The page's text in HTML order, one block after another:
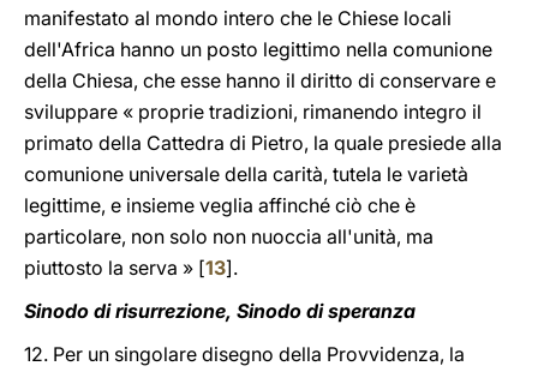
manifestato al mondo intero che le Chiese locali
dell'Africa hanno un posto legittimo nella comunione
della Chiesa, che esse hanno il diritto di conservare e
sviluppare « proprie tradizioni, rimanendo integro il
primato della Cattedra di Pietro, la quale presiede alla
comunione universale della carità, tutela le varietà
legittime, e insieme veglia affinché ciò che è
particolare, non solo non nuoccia all'unità, ma
piuttosto la serva » [13].
Sinodo di risurrezione, Sinodo di speranza
12. Per un singolare disegno della Provvidenza, la